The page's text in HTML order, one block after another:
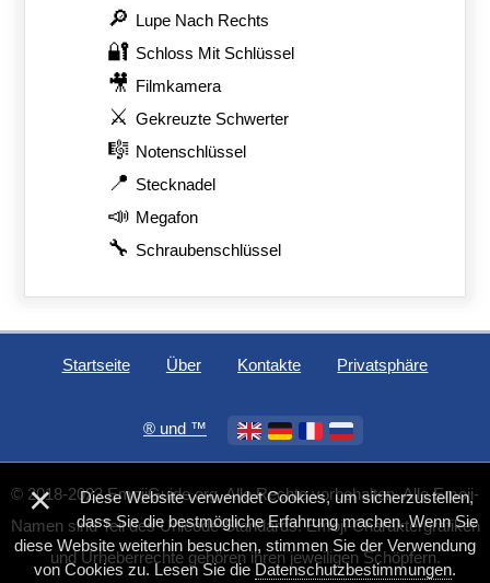
🔎 Lupe Nach Rechts
🔐 Schloss Mit Schlüssel
🎥 Filmkamera
⚔️ Gekreuzte Schwerter
🎼 Notenschlüssel
📍 Stecknadel
📣 Megafon
🔧 Schraubenschlüssel
Startseite Über Kontakte Privatsphäre
®️ und ™
© 2018-2023 EmojiGuide.org. Alle Rechte vorbehalten. Alle Emoji-
Namen sind Teil des Unicode-Standards. Emoji-Charaktergrafiken
und Urheberrechte gehören ihren jeweiligen Schöpfern.
×
Diese Website verwendet Cookies, um sicherzustellen,
dass Sie die bestmögliche Erfahrung machen. Wenn Sie
diese Website weiterhin besuchen, stimmen Sie der Verwendung
von Cookies zu. Lesen Sie die Datenschutzbestimmungen.